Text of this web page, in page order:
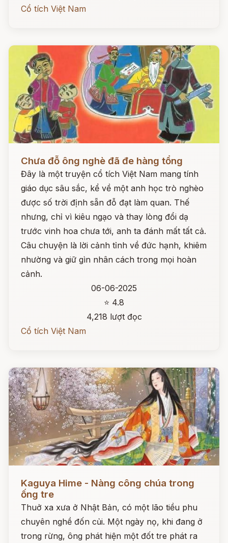
Cổ tích Việt Nam
Chưa đỗ ông nghè đã đe hàng tổng
Đây là một truyện cổ tích Việt Nam mang tính
giáo dục sâu sắc, kể về một anh học trò nghèo
được số trời định sẵn đỗ đạt làm quan. Thế
nhưng, chỉ vì kiêu ngạo và thay lòng đổi dạ
trước vinh hoa chưa tới, anh ta đánh mất tất cả.
Câu chuyện là lời cảnh tỉnh về đức hạnh, khiêm
nhường và giữ gìn nhân cách trong mọi hoàn
cảnh.
06-06-2025
⭐ 4.8
4,218 lượt đọc
Cổ tích Việt Nam
Kaguya Hime - Nàng công chúa trong
ống tre
Thuở xa xưa ở Nhật Bản, có một lão tiều phu
chuyên nghề đốn củi. Một ngày nọ, khi đang ở
trong rừng, ông phát hiện một đốt tre phát ra